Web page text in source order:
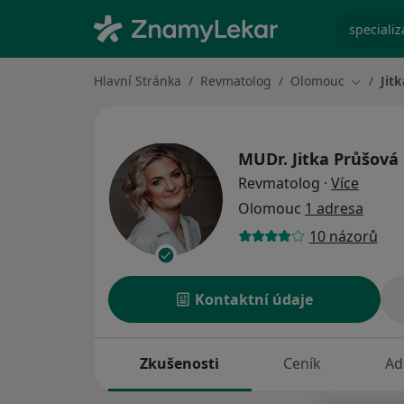
Hlavní Stránka Revmatolog Olomouc Změna
MUDr. Jitka Průšová
Revmatolog · Více
Olomouc 1 adresa
10 názorů
Kontaktní údaje
Zkušenosti Ceník